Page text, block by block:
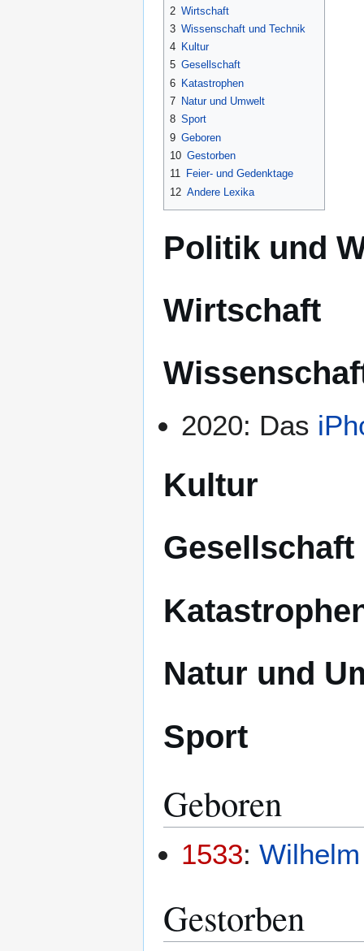
2 Wirtschaft
3 Wissenschaft und Technik
4 Kultur
5 Gesellschaft
6 Katastrophen
7 Natur und Umwelt
8 Sport
9 Geboren
10 Gestorben
11 Feier- und Gedenktage
12 Andere Lexika
Politik und
Wirtschaft
2020: Das
Kultur
Gesellschaft
Natur und
Sport
Geboren
1533:
Gestorben